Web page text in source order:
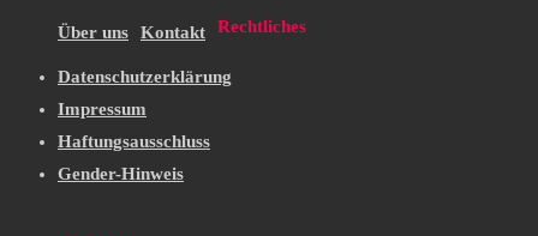
Über uns Kontakt Rechtliches
Datenschutzerklärung
Impressum
Haftungsausschluss
Gender-Hinweis